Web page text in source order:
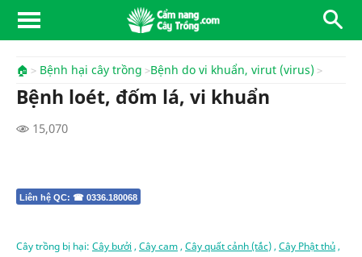
🏠 Bệnh hại cây trồng Bệnh do vi khuẩn, virut (virus)
Bệnh loét, đốm lá, vi khuẩn
15,070
Liên hệ QC: ☎ 0336.180068
Cây trồng bị hại: Cây bưởi , Cây cam, Cây quất cảnh (tắc), Cây Phật thủ,